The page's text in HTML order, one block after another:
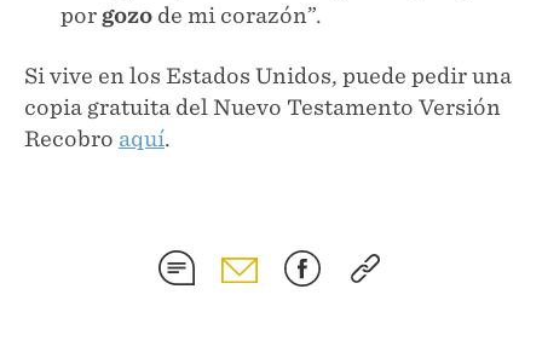
por gozo de mi corazón”.
Si vive en los Estados Unidos, puede pedir una
copia gratuita del Nuevo Testamento Versión
Recobro aquí.